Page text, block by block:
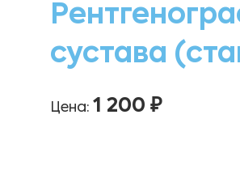
сустава
Цена: 1 200 ₽